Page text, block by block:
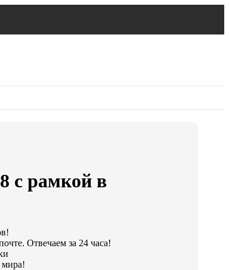
с рамкой в
Отвечаем за 24 часа!